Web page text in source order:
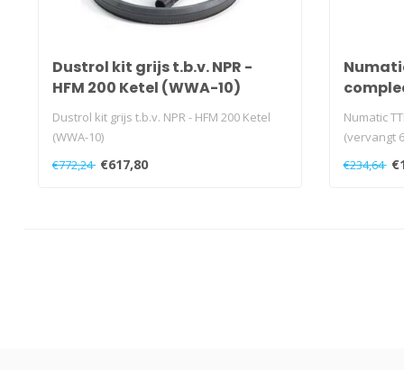
Dustrol kit grijs t.b.v. NPR -
HFM 200 Ketel (WWA-10)
Dustrol kit grijs t.b.v. NPR - HFM 200 Ketel
(WWA-10)
€772,24 €617,80
Numatic
(vervangt
€234,64